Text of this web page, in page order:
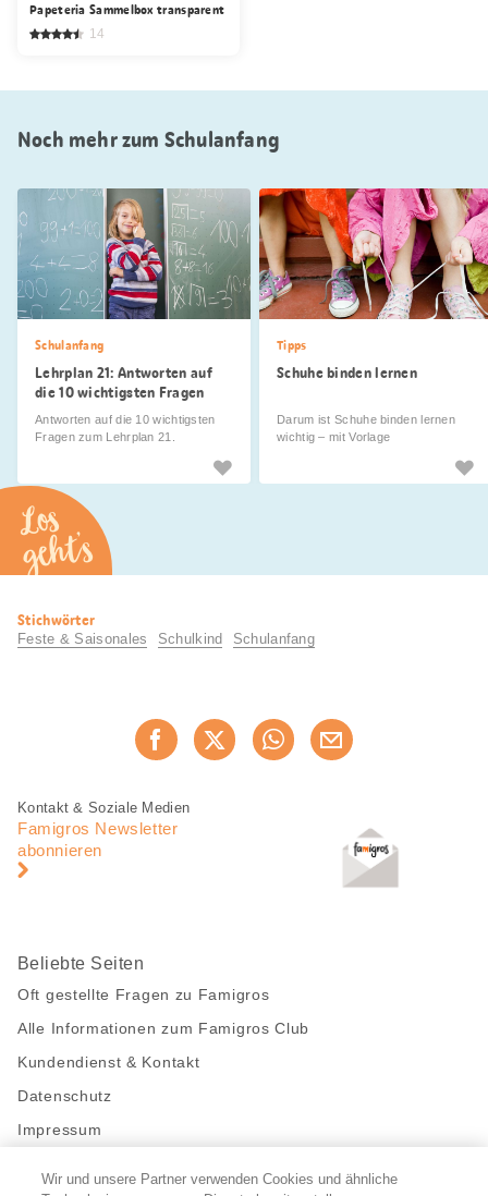
Papeteria Sammelbox transparent
14
Noch mehr zum Schulanfang
Schulanfang
Lehrplan 21: Antworten auf
die 10 wichtigsten Fragen
Antworten auf die 10 wichtigsten
Fragen zum Lehrplan 21.
Tipps
Schuhe binden lernen
Darum ist Schuhe binden lernen
wichtig – mit Vorlage
Los
geht’s
Nützliche
Informationen
Stichwörter
Feste & Saisonales Schulkind Schulanfang
Jetzt weiterempfehlen
Fusszeile
Fusszeile
Navigation
Kontakt & Soziale Medien
Famigros Newsletter
abonnieren
Beliebte Seiten
Oft gestellte Fragen zu Famigros
Alle Informationen zum Famigros Club
Kundendienst & Kontakt
Datenschutz
Impressum
Bleibe mit uns in Kontakt
Wir und unsere Partner verwenden Cookies und ähnliche